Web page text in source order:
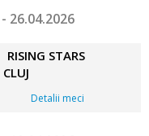
26.04.2026
RISING STARS
CLUJ
Detalii meci